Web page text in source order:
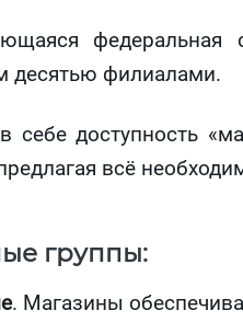
федеральная
десятью филиалами.
себе доступность
всё
группы:
. Магазины